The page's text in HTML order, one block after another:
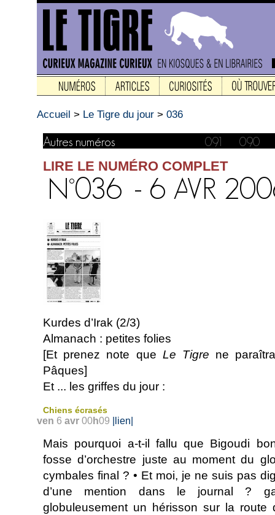
Accueil > Le Tigre du jour > 036
LIRE LE NUMÉRO COMPLET
Kurdes d’Irak (2/3)
Almanach : petites folies
[Et prenez note que Le Tigre ne
Pâques]
Et ... les griffes du jour :
Chiens écrasés
ven 6 avr 00h09 |lien|
Mais pourquoi a-t-il fallu que Bigoudi
fosse d’orchestre juste au moment du
cymbales final ? • Et moi, je ne suis pas
d’une mention dans le journal ?
globuleusement un hérisson sur la route